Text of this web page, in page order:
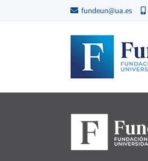
fundeun@ua.es